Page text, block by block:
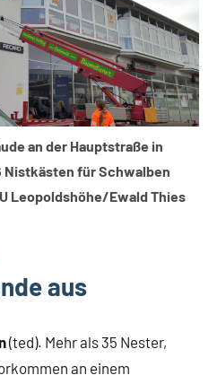
an der Hauptstraße in
Nistkästen für Schwalben
Leopoldshöhe/Ewald Thies
aus
(ted). Mehr als 35 Nester,
an einem